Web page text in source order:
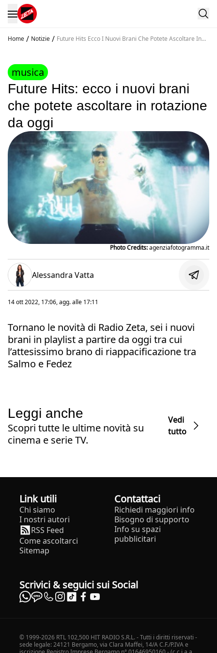
Home / Notizie / Future Hits Ecco I Nuovi Brani Che Potete Ascoltare In
musica
Future Hits: ecco i nuovi brani
che potete ascoltare in rotazione
da oggi
Photo Credits:agenziafotogramma.it
Alessandra Vatta
14 ott 2022, 17:06, agg. alle 17:11
Tornano le novità di Radio Zeta, sei i nuovi
brani in playlist a partire da oggi tra cui
l’attesissimo brano di riappacificazione tra
Salmo e Fedez
Leggi anche
Scopri tutte le ultime novità su
cinema e serie TV.
Vedi
tutto
Link utili
Chi siamo
I nostri autori
RSS Feed
Come ascoltarci
Sitemap
Contattaci
Richiedi maggiori info
Bisogno di supporto
Info su spazi
pubblicitari
Scrivici & seguici sui Social
© 1999-2026 RTL 102,500 HIT RADIO S.R.L. - Tutti i diritti riservati -
sede legale: 24121 Bergamo, via Clara Maffei, 14/A C.F./P.IVA e